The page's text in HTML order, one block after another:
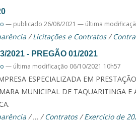
— publicado 26/08/2021 — última
/Licitações e Contratos /
2021 - PREGÃO 01/2021
— última modificação 06/10/2021 10h57
ESPECIALIZADA EM
MUNICIPAL DE TAQUARITINGA
/… /Contratos /Exercício de